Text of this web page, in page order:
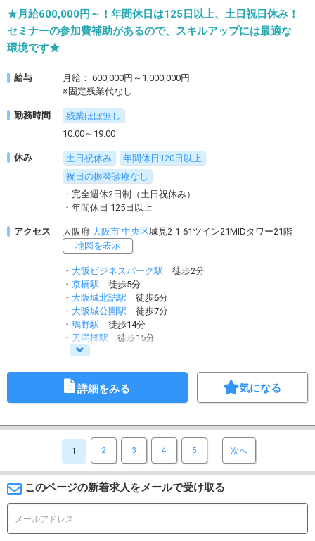
★月給600,000円～！年間休日は125日以上、土日祝日休み！
セミナーの参加費補助があるので、スキルアップには最適な
環境です★
給与
月給： 600,000円～1,000,000円
※固定残業代なし
勤務時間
残業ほぼ無し
10:00～19:00
休み 土日祝休み
年間休日120日以上
祝日の振替診療なし
・完全週休2日制（土日祝休み）
・年間休日 125日以上
アクセス 大阪府 大阪市 中央区城見2-1-61ツイン21MIDタワー21階
地図を表示
・ 大阪ビジネスパーク駅 徒歩2分
・ 京橋駅 徒歩5分
・ 大阪城北詰駅 徒歩6分
・ 大阪城公園駅 徒歩7分
・ 鴫野駅 徒歩14分
・ 天満橋駅 徒歩15分
詳細をみる 気になる
1 2 3 4 5 次へ
このページの新着求人をメールで受け取る